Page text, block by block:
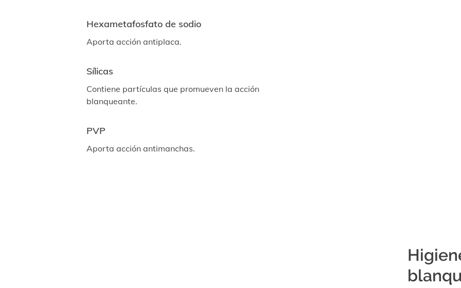
Hexametafosfato de sodio
Aporta acción antiplaca.
Sílicas
Contiene partículas que promueven la acción
blanqueante.
PVP
Aporta acción antimanchas.